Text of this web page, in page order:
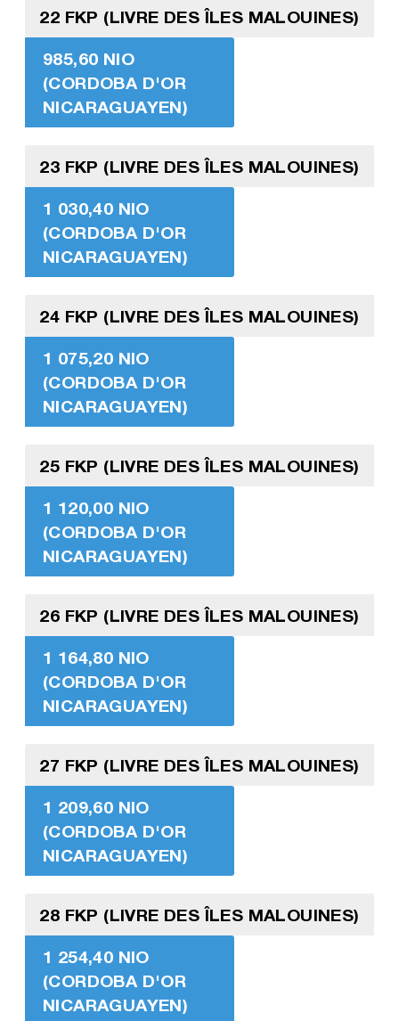
22 FKP (LIVRE DES ÎLES MALOUINES)
985,60 NIO
(CORDOBA D'OR
NICARAGUAYEN)
23 FKP (LIVRE DES ÎLES MALOUINES)
1 030,40 NIO
(CORDOBA D'OR
NICARAGUAYEN)
24 FKP (LIVRE DES ÎLES MALOUINES)
1 075,20 NIO
(CORDOBA D'OR
NICARAGUAYEN)
25 FKP (LIVRE DES ÎLES MALOUINES)
1 120,00 NIO
(CORDOBA D'OR
NICARAGUAYEN)
26 FKP (LIVRE DES ÎLES MALOUINES)
1 164,80 NIO
(CORDOBA D'OR
NICARAGUAYEN)
27 FKP (LIVRE DES ÎLES MALOUINES)
1 209,60 NIO
(CORDOBA D'OR
NICARAGUAYEN)
28 FKP (LIVRE DES ÎLES MALOUINES)
1 254,40 NIO
(CORDOBA D'OR
NICARAGUAYEN)